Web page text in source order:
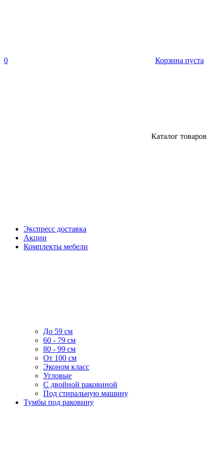
0 Корзина пуста
Каталог товаров
Экспресс доставка
Акции
Комплекты мебели
До 59 см
60 - 79 см
80 - 99 см
От 100 см
Эконом класс
Угловые
С двойной раковиной
Под стиральную машину
Тумбы под раковину